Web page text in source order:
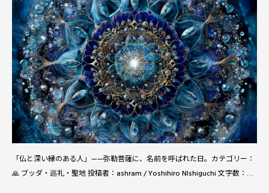
「仏と深い縁のある人」——弥勒菩薩に、名前を呼ばれた日。カテゴリー：
🙏 ブッダ・巡礼・聖地 投稿者：ashram / Yoshihiro NIshiguchi 文字数：約